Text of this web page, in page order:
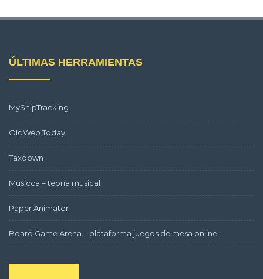
ÚLTIMAS HERRAMIENTAS
MyShipTracking
OldWeb.Today
Taxdown
Musicca – teoría musical
Paper Animator
Board Game Arena – plataforma juegos de mesa online